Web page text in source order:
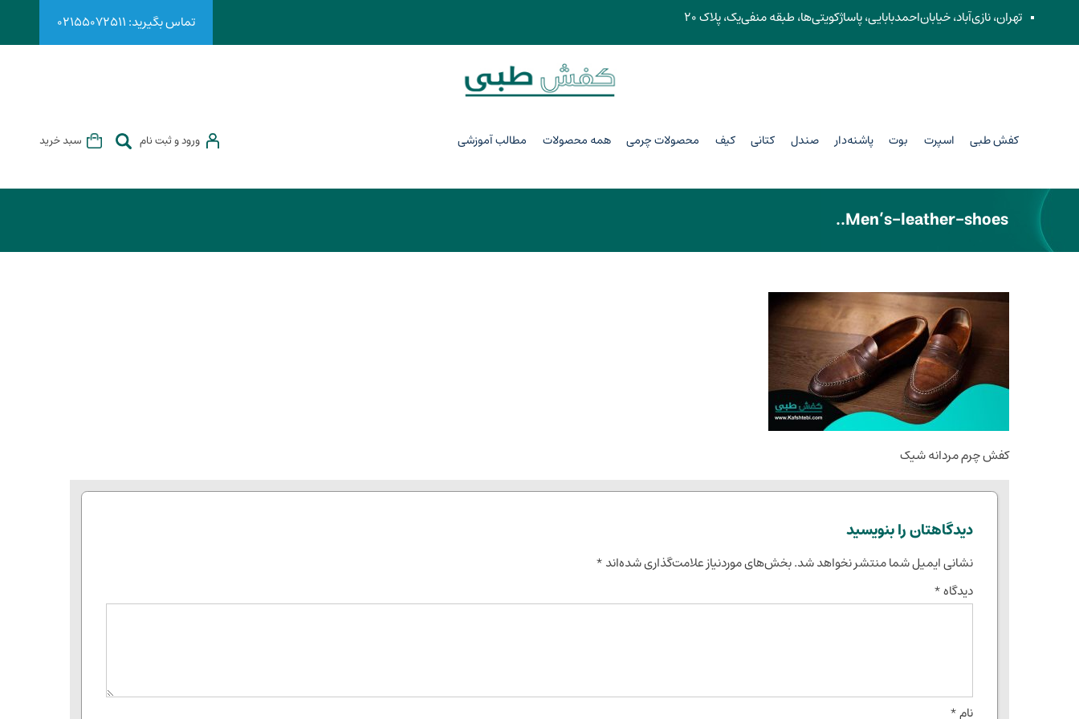
تهران، نازی‌آباد، خیابان‌احمد‌بابایی، پاساژ‌کویتی‌ها، طبقه منفی‌یک، پلاک ۲۰ تماس بگیرید: ۰۲۱۵۵۰۷۲۵۱۱
کفش طبی اسپرت بوت پاشنه‌دار صندل کتانی کیف محصولات چرمی همه محصولات مطالب آموزشی ورود و ثبت نام سبد خرید
Men’s-leather-shoes..
کفش چرم مردانه شیک
دیدگاهتان را بنویسید
نشانی ایمیل شما منتشر نخواهد شد.بخش‌های موردنیاز علامت‌گذاری شده‌اند*
دیدگاه*
نام*